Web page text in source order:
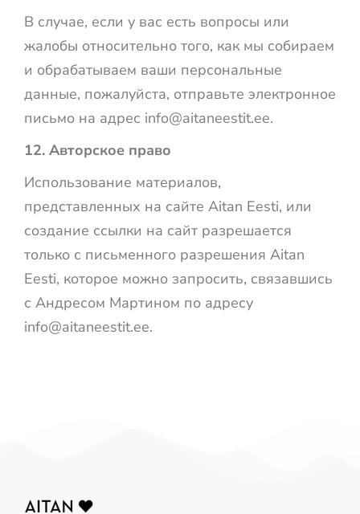
В случае, если у вас есть вопросы или
жалобы относительно того, как мы собираем
и обрабатываем ваши персональные
данные, пожалуйста, отправьте электронное
письмо на адрес info@aitaneestit.ee.
12. Авторское право
Использование материалов,
представленных на сайте Aitan Eesti, или
создание ссылки на сайт разрешается
только с письменного разрешения Aitan
Eesti, которое можно запросить, связавшись
с Андресом Мартином по адресу
info@aitaneestit.ee.